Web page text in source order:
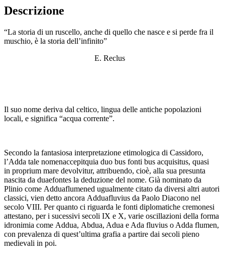
Descrizione
“La storia di un ruscello, anche di quello che nasce e si perde fra il
muschio, è la storia dell’infinito”
E. Reclus
Il suo nome deriva dal celtico, lingua delle antiche popolazioni
locali, e significa “acqua corrente”.
Secondo la fantasiosa interpretazione etimologica di Cassidoro,
l’Adda tale nomenaccepitquia duo bus fonti bus acquisitus, quasi
in proprium mare devolvitur, attribuendo, cioè, alla sua presunta
nascita da duaefontes la deduzione del nome. Già nominato da
Plinio come Adduaflumened ugualmente citato da diversi altri autori
classici, vien detto ancora Adduafluvius da Paolo Diacono nel
secolo VIII. Per quanto ci riguarda le fonti diplomatiche cremonesi
attestano, per i sucessivi secoli IX e X, varie oscillazioni della forma
idronimia come Addua, Abdua, Adua e Ada fluvius o Adda flumen,
con prevalenza di quest’ultima grafia a partire dai secoli pieno
medievali in poi.